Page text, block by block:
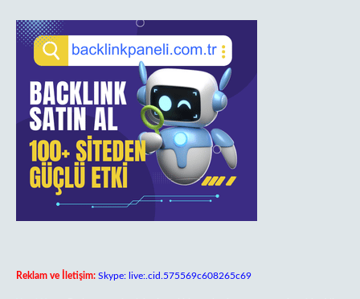
Reklam ve İletişim: Skype: live:.cid.575569c608265c69